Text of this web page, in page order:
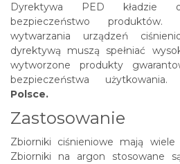
Dyrektywa PED kładzie
bezpieczeństwo
wytwarzania urządzeń
dyrektywą muszą spełniać
wytworzone produkty
bezpieczeństwa użytkowania.
Polsce.
Zastosowanie
Zbiorniki ciśnieniowe mają wiele
Zbiorniki na argon stosowane